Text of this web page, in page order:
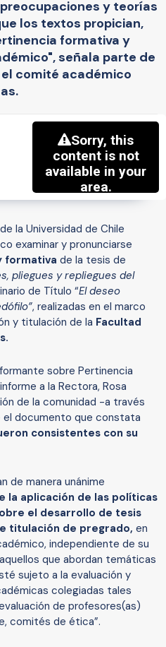
y teorías
los textos propician,
formativa y
señala parte de
comité académico
la Universidad de Chile
examinar y pronunciarse
formativa de la tesis de
pliegues y repliegues del
de Título “El deseo
, realizadas en el marco
y titulación de la Facultad
sobre Pertinencia
a la Rectora, Rosa
de la comunidad -a través
documento que constata
consistentes con su
de manera unánime
la aplicación de las políticas
el desarrollo de tesis
titulación de pregrado, en
independiente de su
que abordan temáticas
sujeto a la evaluación y
colegiadas tales
de profesores(as)
comités de ética”.